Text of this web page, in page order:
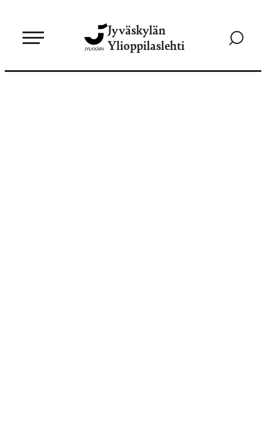
sisältöön
Jyväskylän
Ylioppilaslehti
Siirry